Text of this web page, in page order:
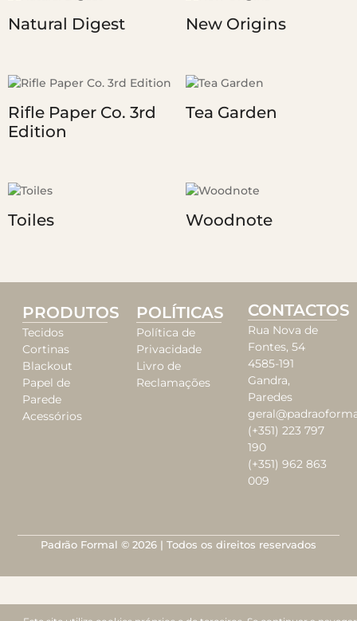
Natural Digest New Origins
Rifle Paper Co. 3rd
Edition
Tea Garden
Toiles Woodnote
PRODUTOS
Tecidos
Cortinas
Blackout
Papel de
Parede
Acessórios
POLÍTICAS
Política de
Privacidade
Livro de
Reclamações
CONTACTOS
Rua Nova de
Fontes, 54
4585-191
Gandra,
Paredes
(+351) 223 797
190
(+351) 962 863
009
Padrão Formal © 2026 | Todos os direitos reservados